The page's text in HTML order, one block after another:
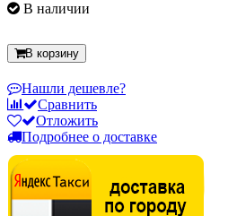
В наличии
В корзину
Нашли дешевле?
Сравнить
Отложить
Подробнее о доставке